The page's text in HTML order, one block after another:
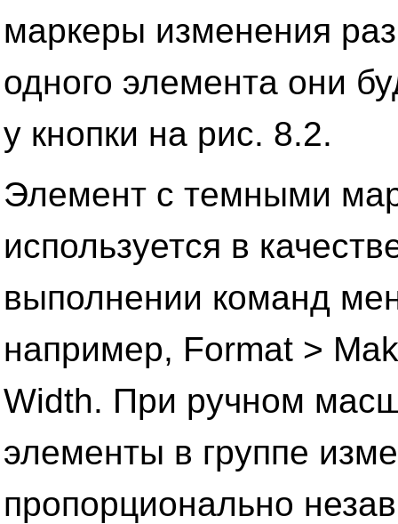
маркеры изменения
одного элемента они
у кнопки на рис. 8.2.
Элемент с темными
используется в
выполнении команд
например, Format >
Width. При ручном
элементы в группе
пропорционально